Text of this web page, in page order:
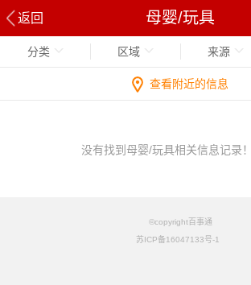
返回 母婴/玩具
分类 区域 来源
查看附近的信息
没有找到母婴/玩具相关信息记录！
©copyright百事通
苏ICP备16047133号-1